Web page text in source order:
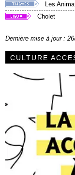
Les
Cholet
Dernière mise à jour :
CULTURE